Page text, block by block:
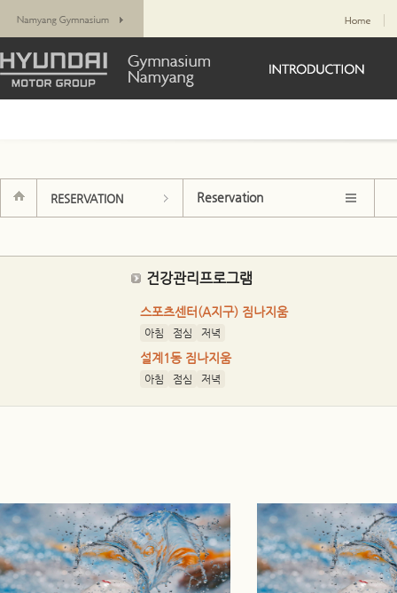
RESERVATION Reservation
건강관리프로그램
스포츠센터(A지구) 짐나지움
아침 점심 저녁
설계1동 짐나지움
아침 점심 저녁